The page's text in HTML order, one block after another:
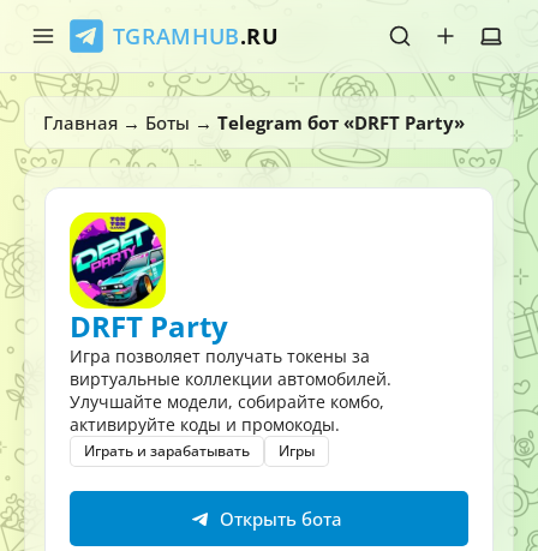
TGRAMHUB.RU
Главная
Стикеры
Эмодзи
Главная → Боты → Telegram бот «DRFT Party»
DRFT Party
Игра позволяет получать токены за
виртуальные коллекции автомобилей.
Улучшайте модели, собирайте комбо,
активируйте коды и промокоды.
Играть и зарабатывать Игры
Открыть бота